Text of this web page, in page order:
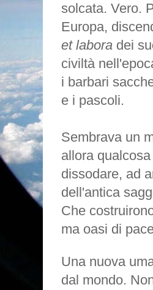
solcata. Vero.
Europa,
et labora dei
civiltà
i barbari
e i pascoli.
Sembrava un
allora
dissodare, ad
dell'antica
Che
ma oasi di
Una nuova
dal mondo.